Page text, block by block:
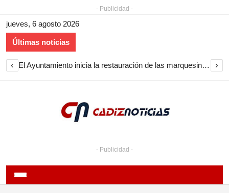
- Publicidad -
jueves, 6 agosto 2026
Últimas noticias
‹ El Ayuntamiento inicia la restauración de las marquesinas de Plaza Esteve para volver a instalarlas en el centro de Jerez ›
- Publicidad -